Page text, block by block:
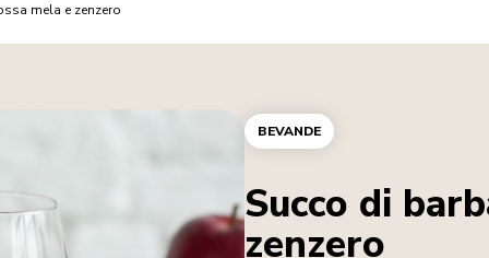
mela e zenzero
BEVANDE
Succo di
zenzero